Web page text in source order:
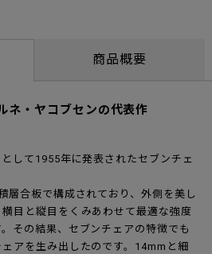
商品概要
ネ・ヤコブセンの代表作
して1955年に発表されたセブンチェ
層合板で構成されており、外側を美し
目と縦目をくみあわせて最適な強度
その結果、セブンチェアの特徴でも
アを生み出したのです。14mmと細